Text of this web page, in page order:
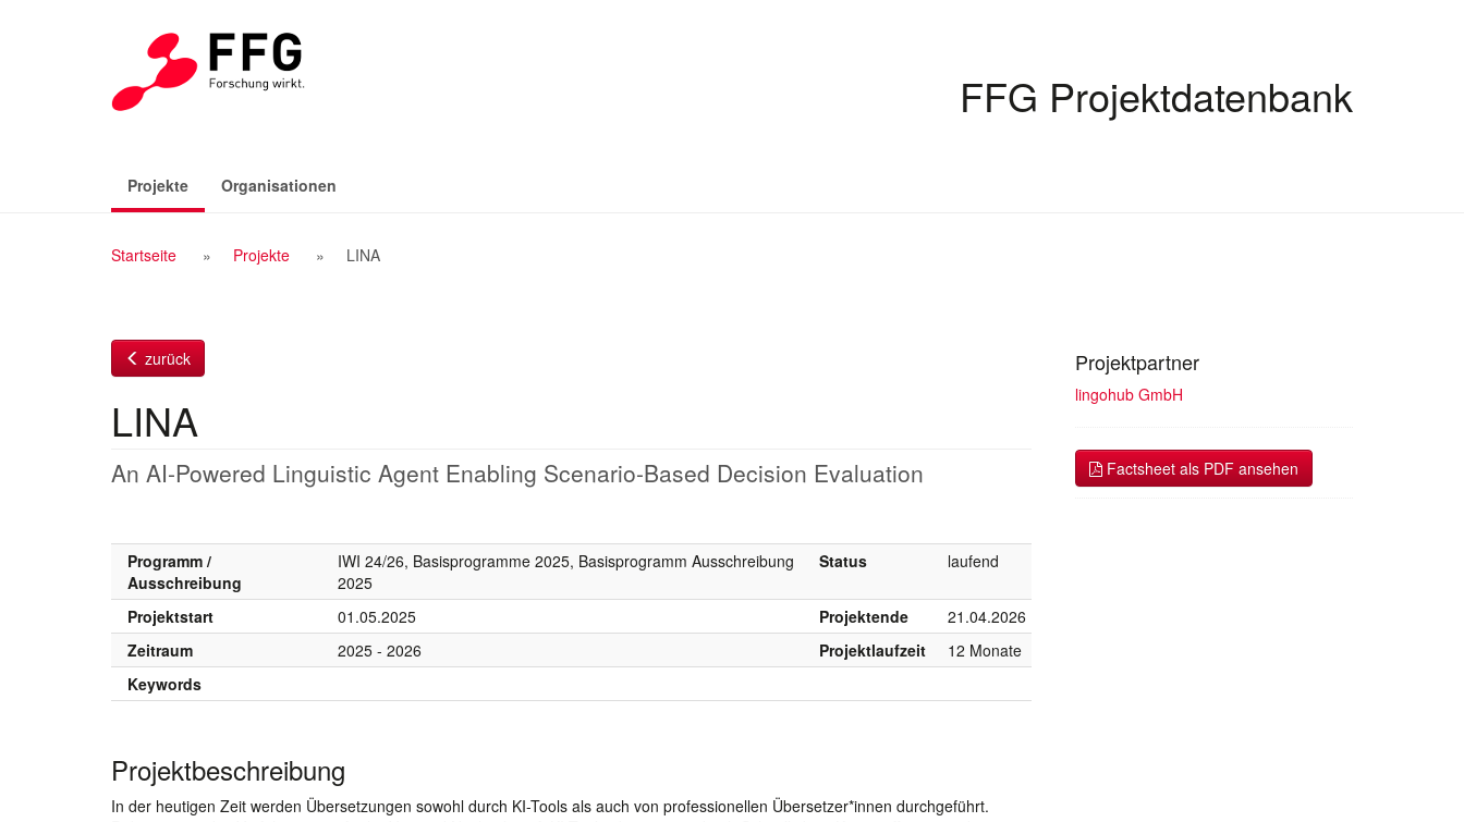
FFG Projektdatenbank
Projekte(aktiv)Organisationen
Breadcrumb
Startseite Projekte LINA
zurück
LINA
An AI-Powered Linguistic Agent Enabling Scenario-Based Decision Evaluation
Programm /
Ausschreibung
IWI 24/26, Basisprogramme 2025, Basisprogramm Ausschreibung
2025
Status laufend
Projektstart 01.05.2025 Projektende
21.04.2026
Zeitraum
2025 - 2026 Projektlaufzeit
12 Monate
Keywords
Projektbeschreibung
In der heutigen Zeit werden Übersetzungen sowohl durch KI-Tools als auch von professionellen Übersetzer*innen durchgeführt.
Projektpartner
lingohub GmbH
Factsheet als PDF ansehen